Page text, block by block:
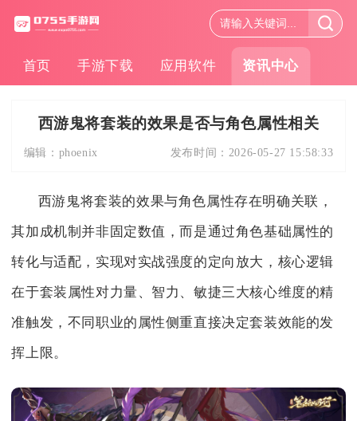
首页 手游下载 应用软件 资讯中心
西游鬼将套装的效果是否与角色属性相关
编辑： phoenix 发布时间： 2026-05-27 15:58:33
西游鬼将套装的效果与角色属性存在明确关联，
其加成机制并非固定数值，而是通过角色基础属性的
转化与适配，实现对实战强度的定向放大，核心逻辑
在于套装属性对力量、智力、敏捷三大核心维度的精
准触发，不同职业的属性侧重直接决定套装效能的发
挥上限。